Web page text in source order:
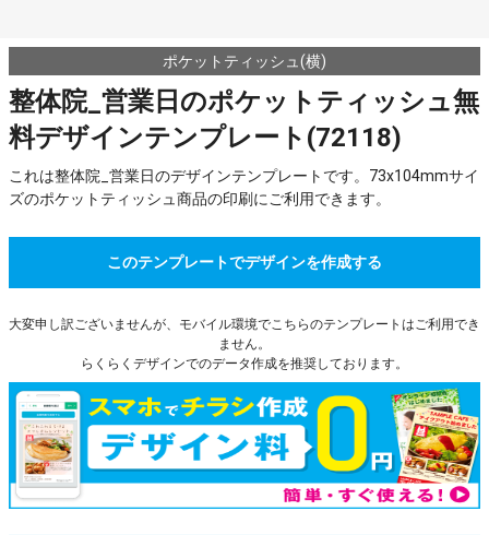
ポケットティッシュ(横)
整体院_営業日のポケットティッシュ無
料デザインテンプレート(72118)
これは整体院_営業日のデザインテンプレートです。73x104mmサイ
ズのポケットティッシュ商品の印刷にご利用できます。
このテンプレートでデザインを作成する
大変申し訳ございませんが、モバイル環境でこちらのテンプレートはご利用でき
ません。
らくらくデザインでのデータ作成を推奨しております。